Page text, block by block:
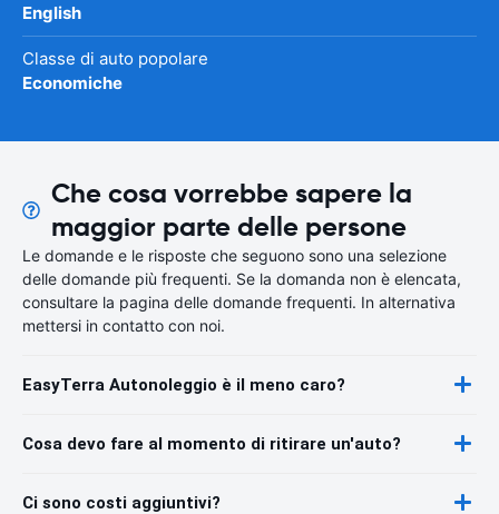
English
Classe di auto popolare
Economiche
Che cosa vorrebbe sapere la
maggior parte delle persone
Le domande e le risposte che seguono sono una selezione
delle domande più frequenti. Se la domanda non è elencata,
consultare la pagina delle domande frequenti. In alternativa
mettersi in contatto con noi.
EasyTerra Autonoleggio è il meno caro?
Cosa devo fare al momento di ritirare un'auto?
Ci sono costi aggiuntivi?